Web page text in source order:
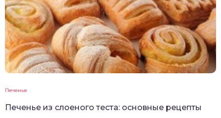
Печенье
Печенье из слоеного теста: основные рецепты